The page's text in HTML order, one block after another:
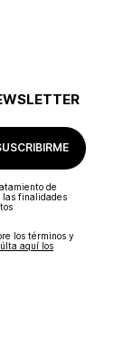
de
las finalidades
los términos y
aquí los